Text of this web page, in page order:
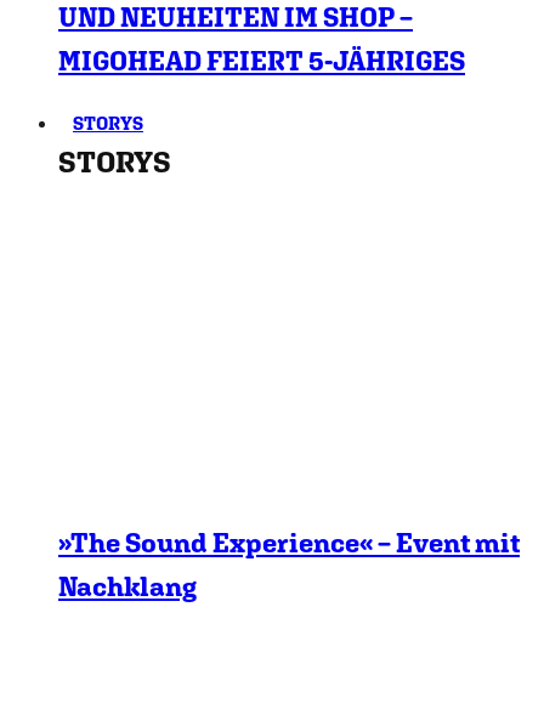
UND NEUHEITEN IM SHOP –
MIGOHEAD FEIERT 5-JÄHRIGES
STORYS
STORYS
»The Sound Experience« – Event mit
Nachklang